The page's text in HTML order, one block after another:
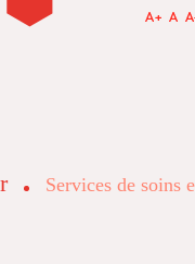
Services de soins